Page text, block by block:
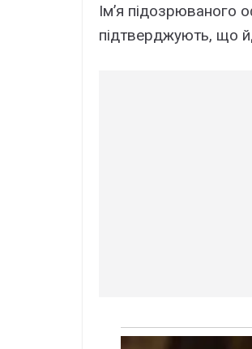
Ім’я підозрюваного
підтверджують, що